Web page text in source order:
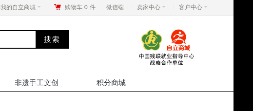
我的自立商城 购物车 0 件 微信端 卖家中心 客户中心
非遗手工文创 积分商城